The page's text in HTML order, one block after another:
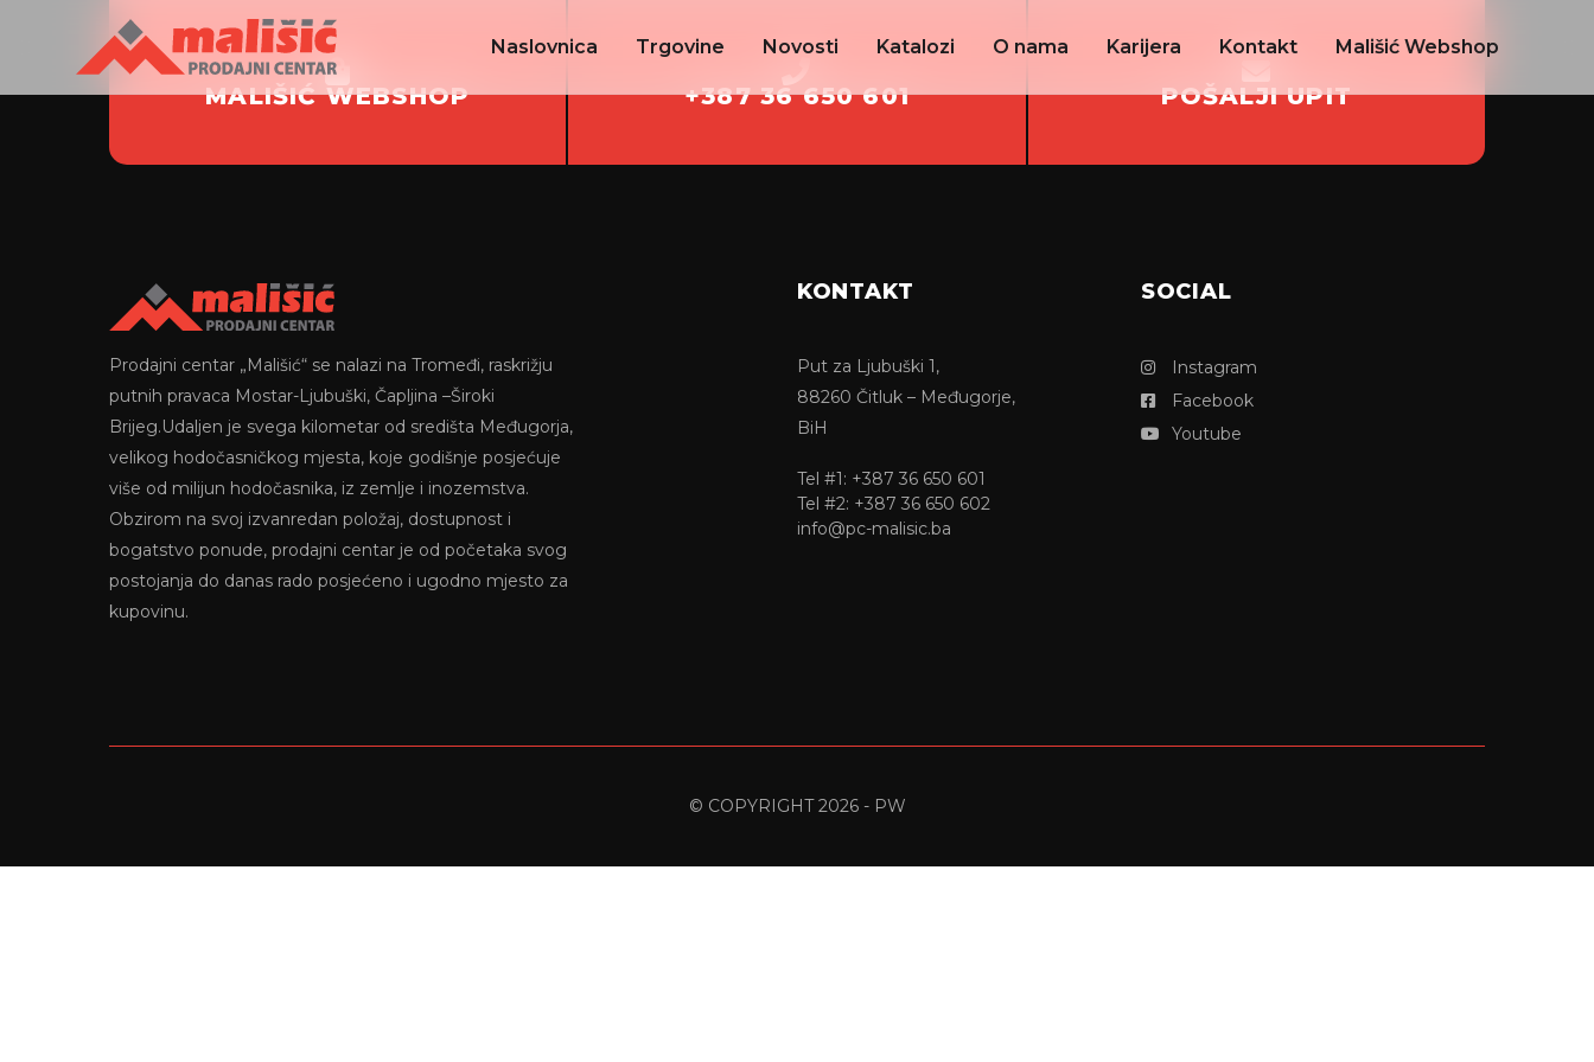
Naslovnica Trgovine Novosti Katalozi O nama Karijera Kontakt Mališić Webshop
MALIŠIĆ WEBSHOP +387 36 650 601 POŠALJI UPIT
Prodajni centar „Mališić“ se nalazi na Tromeđi, raskrižju
putnih pravaca Mostar-Ljubuški, Čapljina –Široki
Brijeg.Udaljen je svega kilometar od središta Međugorja,
velikog hodočasničkog mjesta, koje godišnje posjećuje
više od milijun hodočasnika, iz zemlje i inozemstva.
Obzirom na svoj izvanredan položaj, dostupnost i
bogatstvo ponude, prodajni centar je od početaka svog
postojanja do danas rado posjećeno i ugodno mjesto za
kupovinu.
KONTAKT
Put za Ljubuški 1,
88260 Čitluk – Međugorje,
BiH
Tel #1: +387 36 650 601
Tel #2: +387 36 650 602
info@pc-malisic.ba
SOCIAL
Instagram
Facebook
Youtube
© COPYRIGHT 2026 - PW